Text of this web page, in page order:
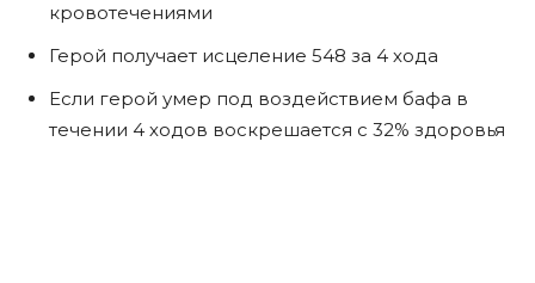
кровотечениями
Герой получает исцеление 548 за 4 хода
Если герой умер под воздействием бафа в
течении 4 ходов воскрешается с 32% здоровья